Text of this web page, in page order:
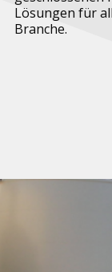
Lösungen für
Branche.